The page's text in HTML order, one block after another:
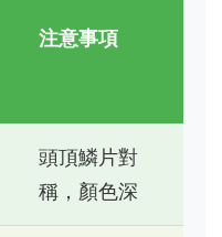
注意事項
頭頂鱗片對
稱，顏色深